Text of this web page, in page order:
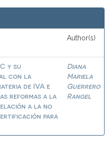
Author(s)
y su
con la
de IVA e
reformas a la
a la no
para
Diana
Mariela
Guerrero
Rangel